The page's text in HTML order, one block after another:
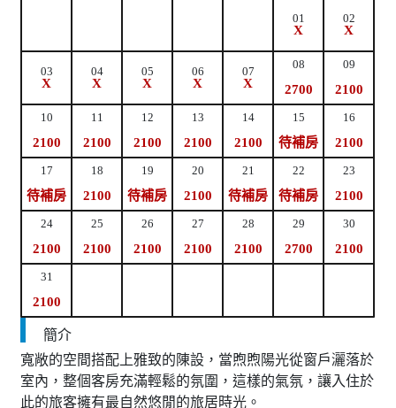
01
X
02
X
03
X
04
X
05
X
06
X
07
X
08
2700
09
2100
10
2100
11
2100
12
2100
13
2100
14
2100
15
待補房
16
2100
17
待補房
18
2100
19
待補房
20
2100
21
待補房
22
待補房
23
2100
24
2100
25
2100
26
2100
27
2100
28
2100
29
2700
30
2100
31
2100
簡介
寬敞的空間搭配上雅致的陳設，當煦煦陽光從窗戶灑落於
室內，整個客房充滿輕鬆的氛圍，這樣的氣氛，讓入住於
此的旅客擁有最自然悠閒的旅居時光。